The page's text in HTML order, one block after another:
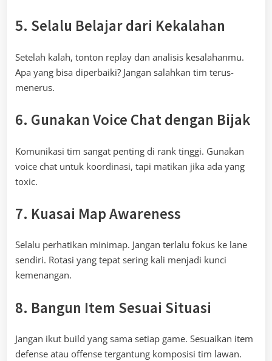
5. Selalu Belajar dari Kekalahan
Setelah kalah, tonton replay dan analisis kesalahanmu.
Apa yang bisa diperbaiki? Jangan salahkan tim terus-
menerus.
6. Gunakan Voice Chat dengan Bijak
Komunikasi tim sangat penting di rank tinggi. Gunakan
voice chat untuk koordinasi, tapi matikan jika ada yang
toxic.
7. Kuasai Map Awareness
Selalu perhatikan minimap. Jangan terlalu fokus ke lane
sendiri. Rotasi yang tepat sering kali menjadi kunci
kemenangan.
8. Bangun Item Sesuai Situasi
Jangan ikut build yang sama setiap game. Sesuaikan item
defense atau offense tergantung komposisi tim lawan.